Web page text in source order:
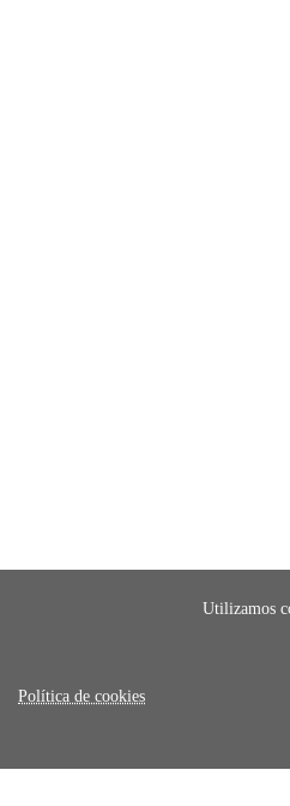
Utilizamos
Política de cookies